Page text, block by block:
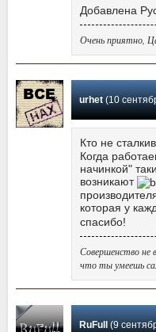
Добавлена
Очень приятно,
urhet(10 сентября
Кто не
Когда
начинкой"
возникают
которая у
спасибо!
Совершенство не
что ты умеешь
RuFull(9 сентября